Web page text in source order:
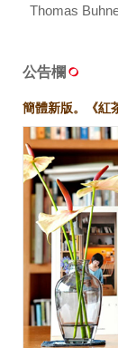
Thomas
公告欄
簡體新版。《紅